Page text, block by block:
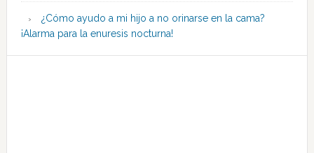
¿Cómo ayudo a mi hijo a no orinarse en la cama?
¡Alarma para la enuresis nocturna!